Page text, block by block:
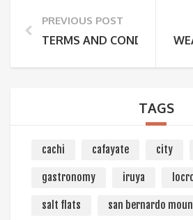
PREVIOUS POST
TERMS AND CONDITIONS
TAGS
cachi cafayate city
gastronomy iruya
salt flats san bernardo